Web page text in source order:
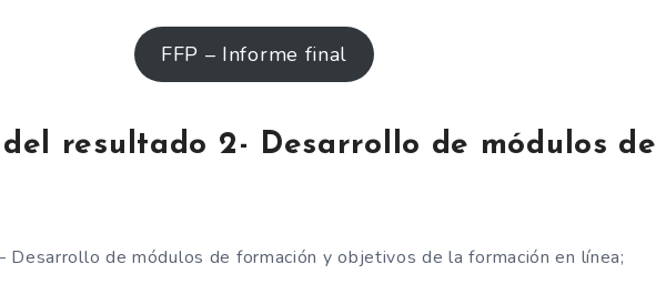
FFP – Informe final
resultado 2- Desarrollo de módulos de
Desarrollo de módulos de formación y objetivos de la formación en línea;